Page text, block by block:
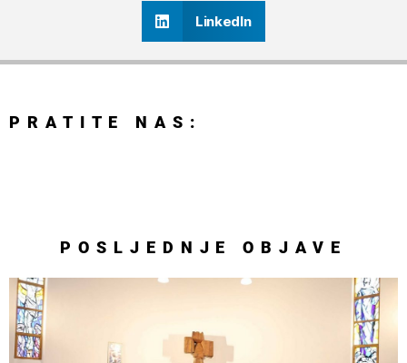
LinkedIn
PRATITE NAS:
POSLJEDNJE OBJAVE